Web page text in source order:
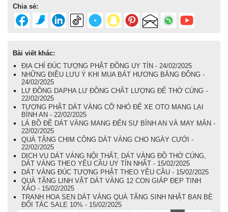
Chia sẻ:
Bài viết khác:
ĐỊA CHỈ ĐÚC TƯỢNG PHẬT ĐỒNG UY TÍN - 24/02/2025
NHỮNG ĐIỀU LƯU Ý KHI MUA BÁT HƯƠNG BẰNG ĐỒNG -
24/02/2025
LƯ ĐỒNG DAPHA LƯ ĐỒNG CHẤT LƯỢNG ĐỂ THỜ CÚNG -
22/02/2025
TƯỢNG PHẬT DÁT VÀNG CỠ NHỎ ĐỂ XE OTO MANG LẠI
BÌNH AN - 22/02/2025
LÁ BỒ ĐỀ DÁT VÀNG MANG ĐẾN SỰ BÌNH AN VÀ MAY MẮN -
22/02/2025
QUÀ TẶNG CHIM CÔNG DÁT VÀNG CHO NGÀY CƯỚI -
22/02/2025
DỊCH VỤ DÁT VÀNG NỘI THẤT, DÁT VÀNG ĐỒ THỜ CÚNG,
DÁT VÀNG THEO YÊU CẦU UY TÍN NHẤT - 15/02/2025
DÁT VÀNG ĐÚC TƯỢNG PHẬT THEO YÊU CẦU - 15/02/2025
QUÀ TẶNG LINH VẬT DÁT VÀNG 12 CON GIÁP ĐẸP TINH
XẢO - 15/02/2025
TRANH HOA SEN DÁT VÀNG QUÀ TẶNG SINH NHẬT BẠN BÈ
ĐỐI TÁC SALE 10% - 15/02/2025